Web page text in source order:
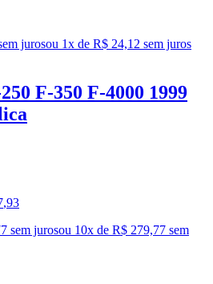
jurosou 1x de R$ 24,12 sem juros
F-350 F-4000 1999
,93
sem jurosou 10x de R$ 279,77 sem